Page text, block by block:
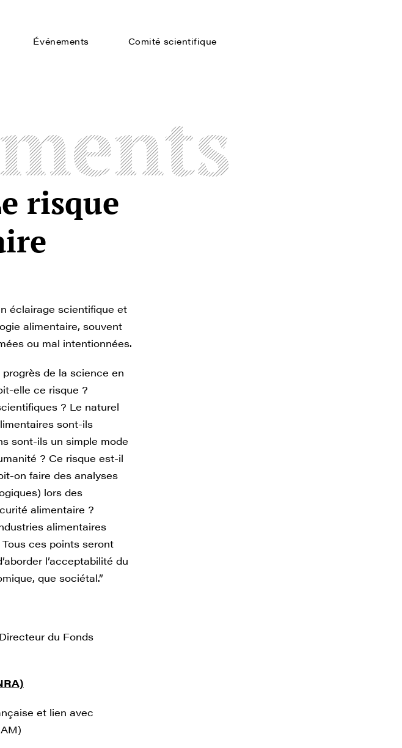
Événements Comité scientifique
risque
éclairage scientifique et
alimentaire, souvent
ou mal intentionnées.
de la science en
elle ce risque ?
? Le naturel
sont-ils
sont-ils un simple mode
? Ce risque est-il
on faire des analyses
lors des
alimentaire ?
alimentaires
ces points seront
l’acceptabilité du
que sociétal.”
du Fonds
et lien avec